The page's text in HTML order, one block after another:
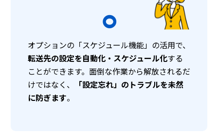
⚪︎
オプションの「スケジュール機能」の活用で、
転送先の設定を自動化・スケジュール化する
ことができます。面倒な作業から解放されるだ
けではなく、
「設定忘れ」のトラブルを未然
に防ぎます。